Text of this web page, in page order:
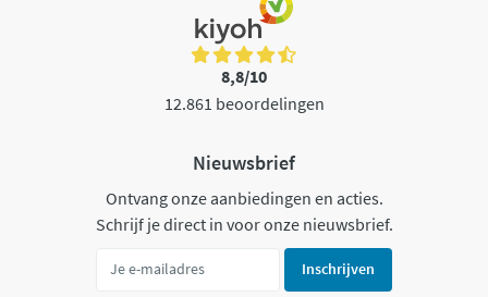
8,8/10
12.861 beoordelingen
Nieuwsbrief
Ontvang onze aanbiedingen en acties.
Schrijf je direct in voor onze nieuwsbrief.
Inschrijven